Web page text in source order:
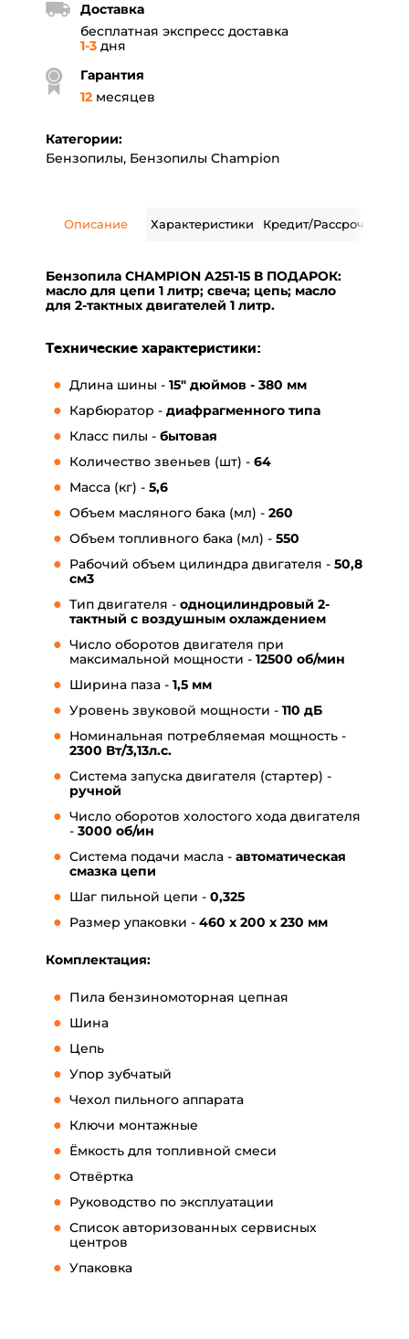
Доставка
бесплатная экспресс доставка
1-3 дня
Гарантия
12 месяцев
Категории:
Бензопилы, Бензопилы Champion
Описание Характеристики Кредит/Рассрочка
Бензопила CHAMPION A251-15 В ПОДАРОК:
масло для цепи 1 литр; свеча; цепь; масло
для 2-тактных двигателей 1 литр.
Технические характеристики:
Длина шины - 15" дюймов - 380 мм
Карбюратор - диафрагменного типа
Класс пилы - бытовая
Количество звеньев (шт) - 64
Масса (кг) - 5,6
Объем масляного бака (мл) - 260
Объем топливного бака (мл) - 550
Рабочий объем цилиндра двигателя - 50,8
см3
Тип двигателя - одноцилиндровый 2-
тактный с воздушным охлаждением
Число оборотов двигателя при
максимальной мощности - 12500 об/мин
Ширина паза - 1,5 мм
Уровень звуковой мощности - 110 дБ
Номинальная потребляемая мощность -
2300 Вт/3,13л.с.
Система запуска двигателя (стартер) -
ручной
Число оборотов холостого хода двигателя
- 3000 об/ин
Система подачи масла - автоматическая
смазка цепи
Шаг пильной цепи - 0,325
Размер упаковки - 460 x 200 x 230 мм
Комплектация:
Пила бензиномоторная цепная
Шина
Цепь
Упор зубчатый
Чехол пильного аппарата
Ключи монтажные
Ёмкость для топливной смеси
Отвёртка
Руководство по эксплуатации
Список авторизованных сервисных
центров
Упаковка